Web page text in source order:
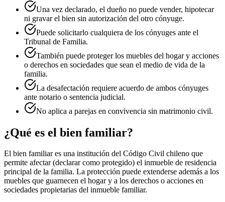
Una vez declarado, el dueño no puede vender, hipotecar
ni gravar el bien sin autorización del otro cónyuge.
Puede solicitarlo cualquiera de los cónyuges ante el
Tribunal de Familia.
También puede proteger los muebles del hogar y acciones
o derechos en sociedades que sean el medio de vida de la
familia.
La desafectación requiere acuerdo de ambos cónyuges
ante notario o sentencia judicial.
No aplica a parejas en convivencia sin matrimonio civil.
¿Qué es el bien familiar?
El bien familiar es una institución del Código Civil chileno que
permite afectar (declarar como protegido) el inmueble de residencia
principal de la familia. La protección puede extenderse además a los
muebles que guarnecen el hogar y a los derechos o acciones en
sociedades propietarias del inmueble familiar.